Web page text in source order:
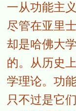
一从功能主
尽管在亚里
却是哈佛大
的。从历史
学理论。功
只不过是它